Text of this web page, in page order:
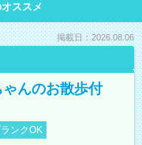
ススメ
掲載日：2026.08.06
ゃんのお散歩付
ンクOK